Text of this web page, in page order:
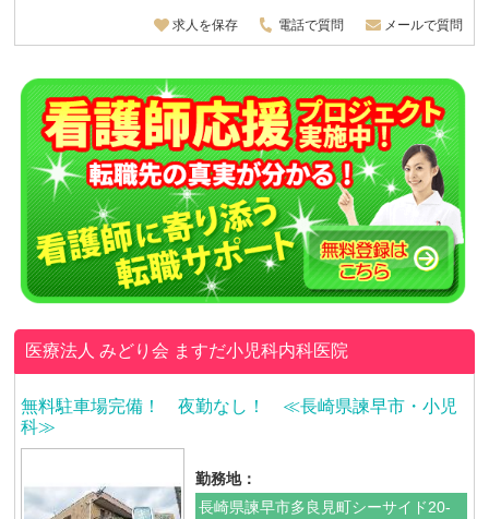
求人を保存 電話で質問 メールで質問
医療法人 みどり会 ますだ小児科内科医院
無料駐車場完備！ 夜勤なし！ ≪長崎県諫早市・小児
科≫
勤務地：
長崎県諫早市多良見町シーサイド20-